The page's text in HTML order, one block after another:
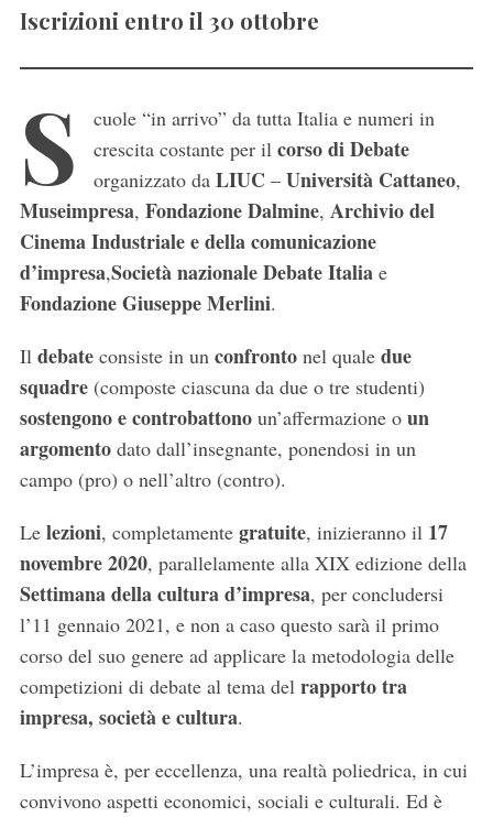
Iscrizioni entro il 30 ottobre
S
cuole “in arrivo” da tutta Italia e numeri in
crescita costante per il corso di Debate
organizzato da LIUC – Università Cattaneo,
Museimpresa, Fondazione Dalmine, Archivio del
Cinema Industriale e della comunicazione
d’impresa,Società nazionale Debate Italiae
Fondazione Giuseppe Merlini.
Il debateconsiste in un confrontonel quale due
squadre(composte ciascuna da due o tre studenti)
sostengono e controbattonoun’affermazione o un
argomentodato dall’insegnante, ponendosi in un
campo (pro) o nell’altro (contro).
Le lezioni, completamente gratuite, inizieranno il 17
novembre 2020, parallelamente alla XIX edizione della
Settimana della cultura d’impresa, per concludersi
l’11 gennaio 2021, e non a caso questo sarà il primo
corso del suo genere ad applicare la metodologia delle
competizioni di debate al tema del rapporto tra
impresa, società e cultura.
L’impresa è, per eccellenza, una realtà poliedrica, in cui
convivono aspetti economici, sociali e culturali. Ed è